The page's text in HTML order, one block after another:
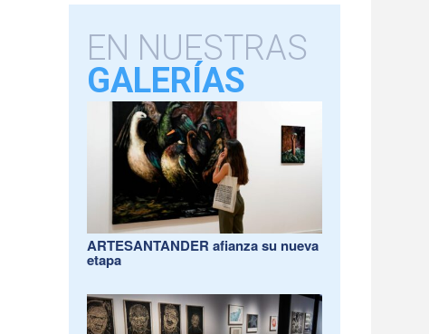
EN NUESTRAS
GALERÍAS
ARTESANTANDER afianza su nueva
etapa